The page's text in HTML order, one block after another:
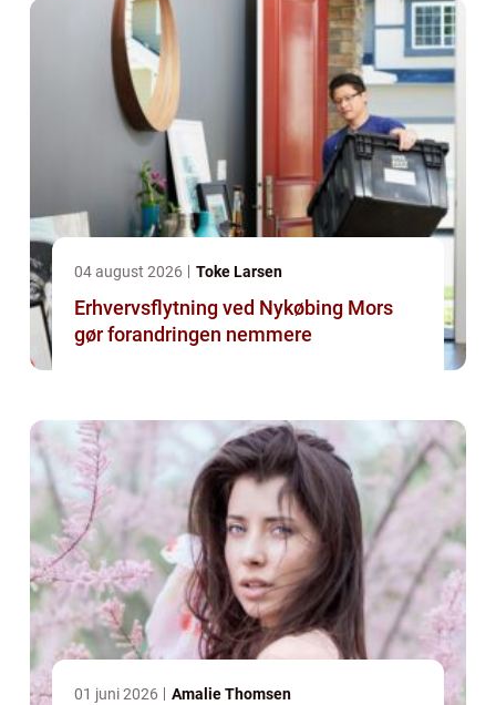
04 august 2026 Toke Larsen
Erhvervsflytning ved Nykøbing Mors
gør forandringen nemmere
01 juni 2026 Amalie Thomsen